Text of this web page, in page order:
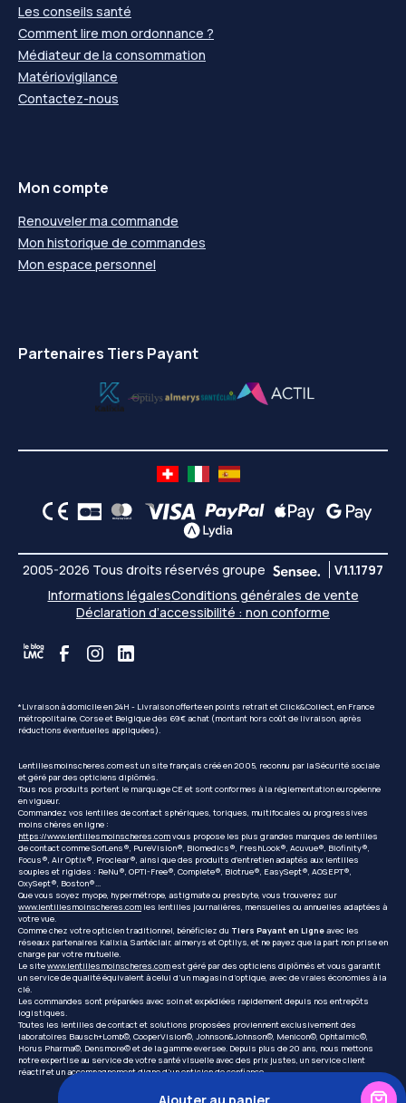
Ajouter au panier
Les conseils santé
Comment lire mon ordonnance ?
Médiateur de la consommation
Matériovigilance
Contactez-nous
Mon compte
Renouveler ma commande
Mon historique de commandes
Mon espace personnel
Partenaires Tiers Payant
2005-2026 Tous droits réservés groupe
V1.1.1797
Informations légalesConditions générales de vente
Déclaration d’accessibilité : non conforme
*Livraison à domicile en 24H - Livraison offerte en points retrait et Click&Collect, en France
métropolitaine, Corse et Belgique dès 69€ achat (montant hors coût de livraison, après
réductions éventuelles appliquées).
Lentillesmoinscheres.com est un site français créé en 2005, reconnu par la Sécurité sociale
et géré par des opticiens diplômés.
Tous nos produits portent le marquage CE et sont conformes à la réglementation européenne
en vigueur.
Commandez vos lentilles de contact sphériques, toriques, multifocales ou progressives
moins chères en ligne :
https://www.lentillesmoinscheres.comvous propose les plus grandes marques de lentilles
de contact comme SofLens®, PureVision®, Biomedics®, FreshLook®, Acuvue®, Biofinity®,
Focus®, Air Optix®, Proclear®, ainsi que des produits d'entretien adaptés aux lentilles
souples et rigides : ReNu®, OPTI-Free®, Complete®, Biotrue®, EasySept®, AOSEPT®,
OxySept®, Boston®...
Que vous soyez myope, hypermétrope, astigmate ou presbyte, vous trouverez sur
www.lentillesmoinscheres.com les lentilles journalières, mensuelles ou annuelles adaptées à
votre vue.
Comme chez votre opticien traditionnel, bénéficiez du Tiers Payant en Ligneavec les
réseaux partenaires Kalixia, Santéclair, almerys et Optilys, et ne payez que la part non prise en
charge par votre mutuelle.
Le sitewww.lentillesmoinscheres.comest géré par des opticiens diplômés et vous garantit
un service de qualité équivalent à celui d’un magasin d’optique, avec de vraies économies à la
clé.
Les commandes sont préparées avec soin et expédiées rapidement depuis nos entrepôts
logistiques.
Toutes les lentilles de contact et solutions proposées proviennent exclusivement des
laboratoires Bausch+Lomb©, CooperVision©, Johnson&Johnson©, Menicon©, Ophtalmic©,
Horus Pharma©, Densmore© et de la gamme eversee. Depuis plus de 20 ans, nous mettons
notre expertise au service de votre santé visuelle avec des prix justes, un service client
réactif et un accompagnement digne d’un opticien de confiance.